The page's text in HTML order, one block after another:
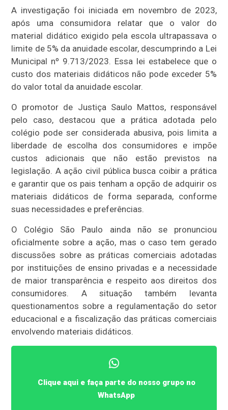
A investigação foi iniciada em novembro de 2023,
após uma consumidora relatar que o valor do
material didático exigido pela escola ultrapassava o
limite de 5% da anuidade escolar, descumprindo a Lei
Municipal nº 9.713/2023. Essa lei estabelece que o
custo dos materiais didáticos não pode exceder 5%
do valor total da anuidade escolar.
O promotor de Justiça Saulo Mattos, responsável
pelo caso, destacou que a prática adotada pelo
colégio pode ser considerada abusiva, pois limita a
liberdade de escolha dos consumidores e impõe
custos adicionais que não estão previstos na
legislação. A ação civil pública busca coibir a prática
e garantir que os pais tenham a opção de adquirir os
materiais didáticos de forma separada, conforme
suas necessidades e preferências.
O Colégio São Paulo ainda não se pronunciou
oficialmente sobre a ação, mas o caso tem gerado
discussões sobre as práticas comerciais adotadas
por instituições de ensino privadas e a necessidade
de maior transparência e respeito aos direitos dos
consumidores. A situação também levanta
questionamentos sobre a regulamentação do setor
educacional e a fiscalização das práticas comerciais
envolvendo materiais didáticos.
Clique aqui e faça parte do nosso grupo no
WhatsApp